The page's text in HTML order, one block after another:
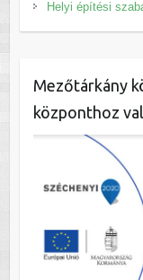
Helyi építési
Mezőtárkány
központhoz